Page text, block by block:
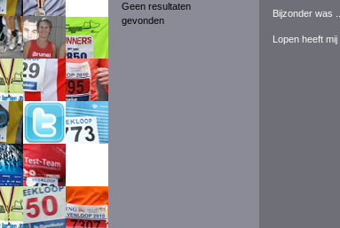
Geen resultaten
gevonden
Bijzonder was ...
Lopen heeft mij